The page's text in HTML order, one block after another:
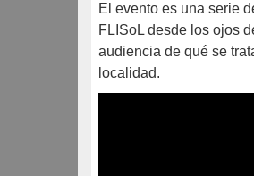
El evento es una serie
FLISoL desde los ojos
audiencia de qué se
localidad.